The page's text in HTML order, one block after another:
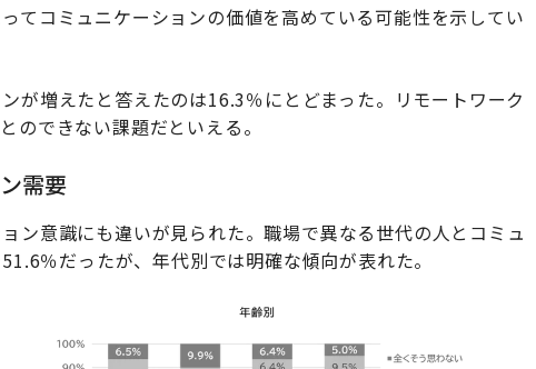
てコミュニケーションの価値を高めている可能性を示してい
が増えたと答えたのは16.3％にとどまった。リモートワーク
のできない課題だといえる。
需要
ン意識にも違いが見られた。職場で異なる世代の人とコミュ
％だったが、年代別では明確な傾向が表れた。